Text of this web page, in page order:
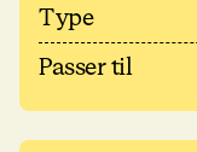
Type
Passer til